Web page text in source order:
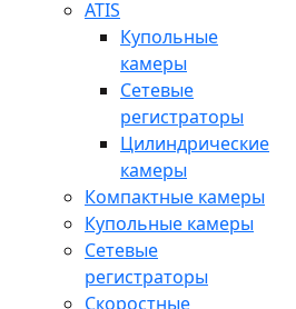
ATIS
Купольные
камеры
Сетевые
регистраторы
Цилиндрические
камеры
Компактные камеры
Купольные камеры
Сетевые
регистраторы
Скоростные